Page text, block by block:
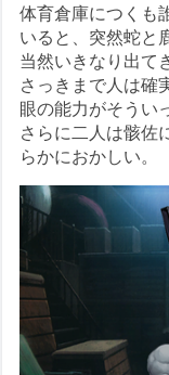
体育倉庫につくも
いると、突然蛇と
当然いきなり出て
さっきまで人は確
眼の能力がそうい
さらに二人は骸佐
らかにおかしい。